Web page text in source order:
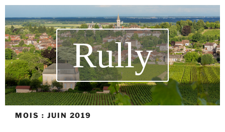
Rully
MOIS : JUIN 2019